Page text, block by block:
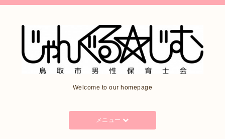
Welcome to our homepage
メニュー